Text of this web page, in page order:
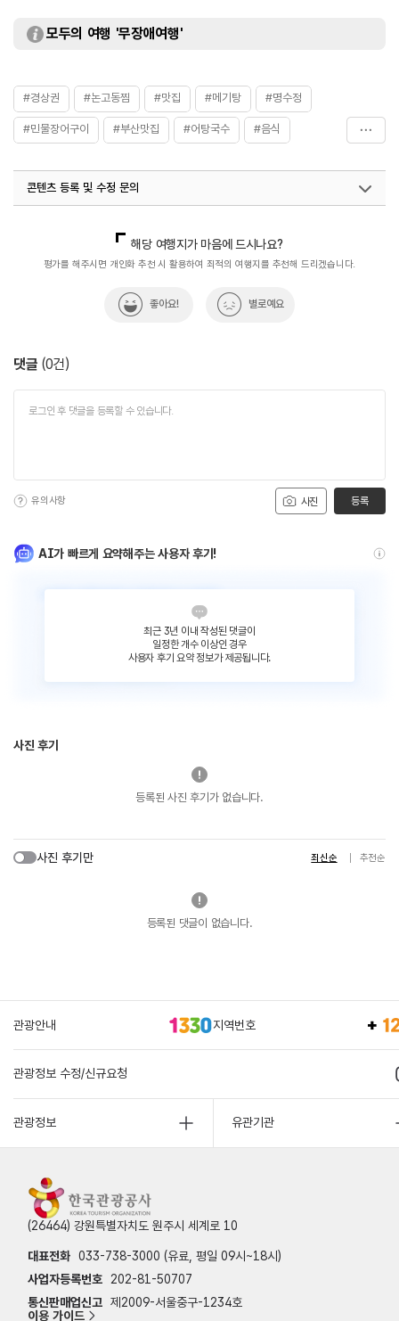
모두의 여행 '무장애여행'
#경상권 #논고동찜 #맛집 #메기탕 #명수정
#민물장어구이 #부산맛집 #어탕국수 #음식
콘텐츠 등록 및 수정 문의
해당 여행지가 마음에 드시나요?
평가를 해주시면 개인화 추천 시 활용하여 최적의 여행지를 추천해 드리겠습니다.
좋아요! 별로예요
댓글 (0건)
사진
유의사항 등록
AI가 빠르게 요약해주는 사용자 후기!
최근 3년 이내 작성된 댓글이
일정한 개수 이상인 경우
사용자 후기 요약 정보가 제공됩니다.
사진 후기
등록된 사진 후기가 없습니다.
사진 후기만 최신순 추천순
등록된 댓글이 없습니다.
관광안내 지역번호
관광정보 수정/신규요청
관광정보 유관기관
(26464) 강원특별자치도 원주시 세계로 10
대표전화 033-738-3000 (유료, 평일 09시~18시)
사업자등록번호
202-81-50707
통신판매업신고 제2009-서울중구-1234호
이용 가이드